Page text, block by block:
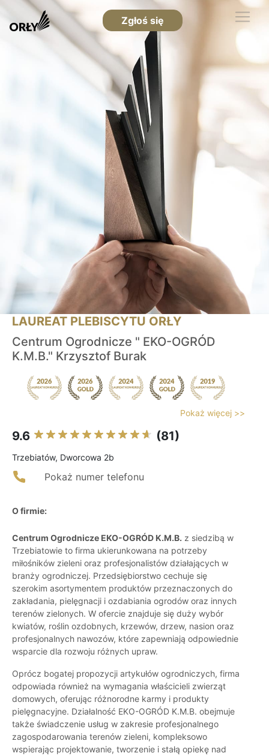
Zgłoś się
LAUREAT PLEBISCYTU ORŁY
Centrum Ogrodnicze " EKO-OGRÓD
K.M.B." Krzysztof Burak
Pokaż więcej >>
9.6 (81)
Trzebiatów, Dworcowa 2b
Pokaż numer telefonu
O firmie:
Centrum Ogrodnicze EKO-OGRÓD K.M.B. z siedzibą w
Trzebiatowie to firma ukierunkowana na potrzeby
miłośników zieleni oraz profesjonalistów działających w
branży ogrodniczej. Przedsiębiorstwo cechuje się
szerokim asortymentem produktów przeznaczonych do
zakładania, pielęgnacji i ozdabiania ogrodów oraz innych
terenów zielonych. W ofercie znajduje się duży wybór
kwiatów, roślin ozdobnych, krzewów, drzew, nasion oraz
profesjonalnych nawozów, które zapewniają odpowiednie
wsparcie dla rozwoju różnych upraw.
Oprócz bogatej propozycji artykułów ogrodniczych, firma
odpowiada również na wymagania właścicieli zwierząt
domowych, oferując różnorodne karmy i produkty
pielęgnacyjne. Działalność EKO-OGRÓD K.M.B. obejmuje
także świadczenie usług w zakresie profesjonalnego
zagospodarowania terenów zieleni, kompleksowo
wspierając projektowanie, tworzenie i stałą opiekę nad